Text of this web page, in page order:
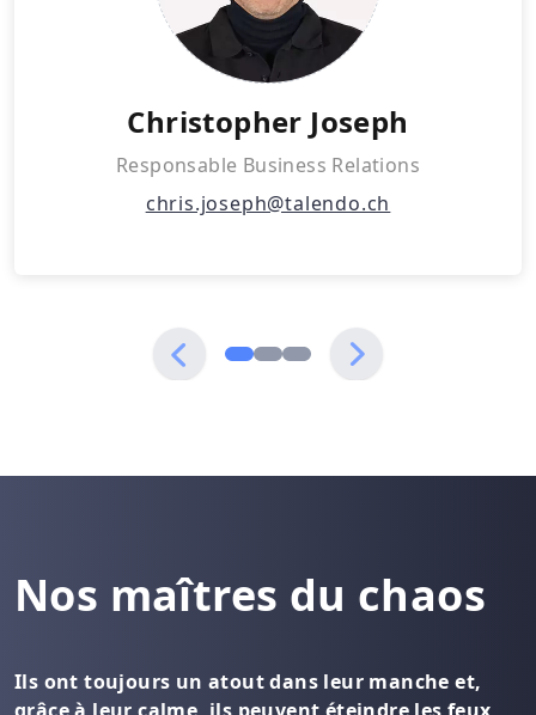
Christopher Joseph
Responsable Business Relations
chris.joseph@talendo.ch
Nos maîtres du chaos
Ils ont toujours un atout dans leur manche et,